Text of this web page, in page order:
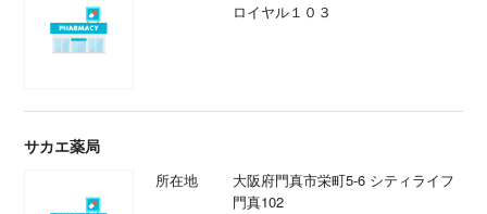
ロイヤル１０３
サカエ薬局
所在地
大阪府門真市栄町5-6 シティライフ
門真102